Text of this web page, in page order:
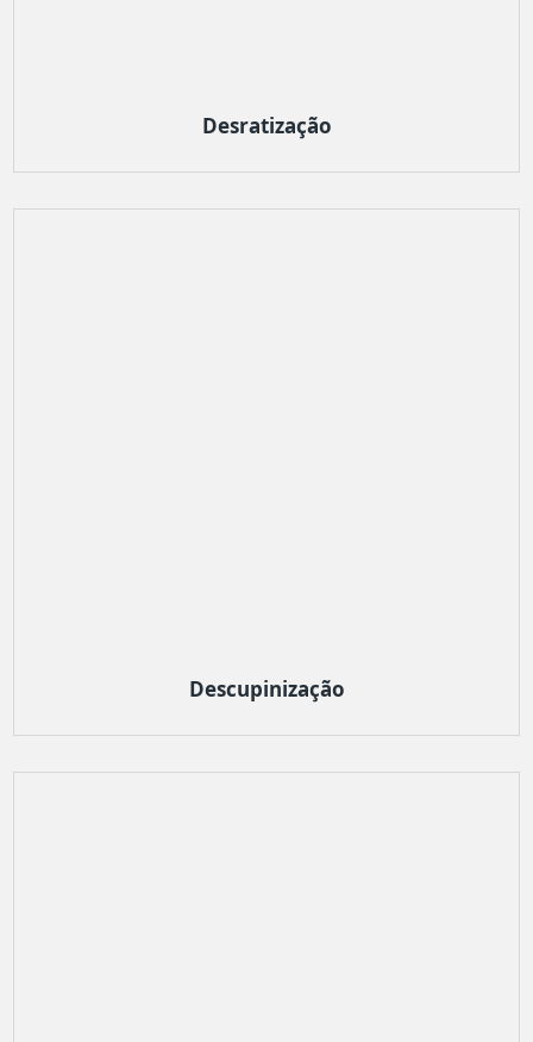
Desratização
Descupinização